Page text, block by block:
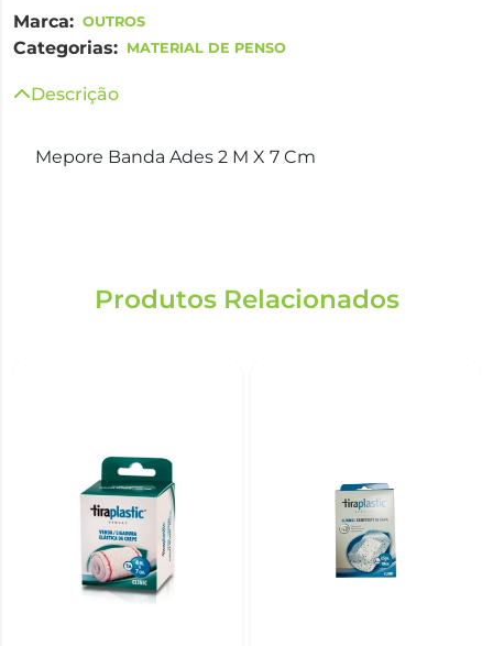
Marca: OUTROS
Categorias: MATERIAL DE PENSO
Descrição
Mepore Banda Ades 2 M X 7 Cm
Produtos Relacionados